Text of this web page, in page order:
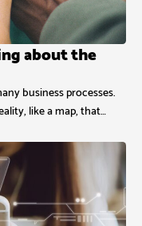
about the
business processes.
like a map, that…